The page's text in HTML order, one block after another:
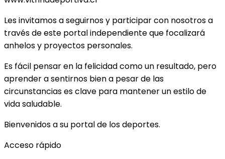
Les invitamos a seguirnos y participar con nosotros a
través de este portal independiente que focalizará
anhelos y proyectos personales.
Es fácil pensar en la felicidad como un resultado, pero
aprender a sentirnos bien a pesar de las
circunstancias es clave para mantener un estilo de
vida saludable.
Bienvenidos a su portal de los deportes.
Acceso rápido